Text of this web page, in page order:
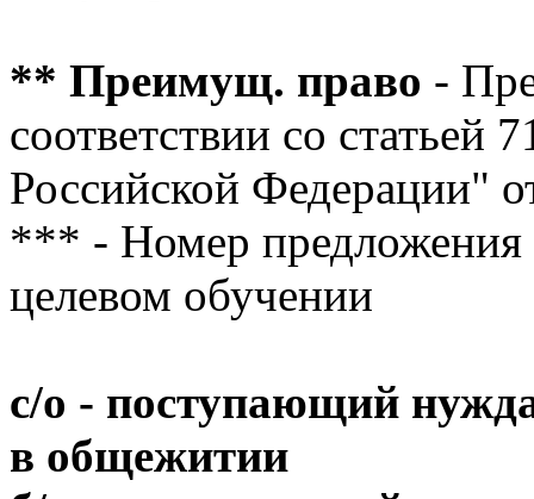
** Преимущ. право -
соответствии со
Российской Федерации"
*** - Номер предложения
целевом обучении
с/о - поступающий
в общежитии